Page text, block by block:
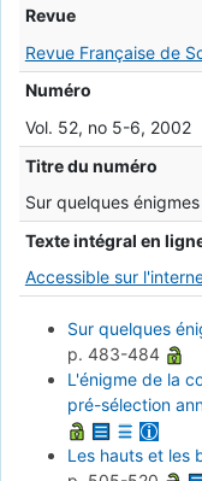
Revue
Revue Française de
Numéro
Vol. 52, no 5-6, 2002
Titre du numéro
Sur quelques
Texte intégral en
Accessible sur
Sur quelques
p. 483-484
L'énigme de la
pré-sélection
Les hauts et les